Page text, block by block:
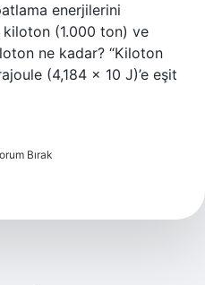
enerjilerini
kiloton (1.000 ton) ve
ne kadar? “Kiloton
(4,184 × 10 J)’e eşit
Bırak